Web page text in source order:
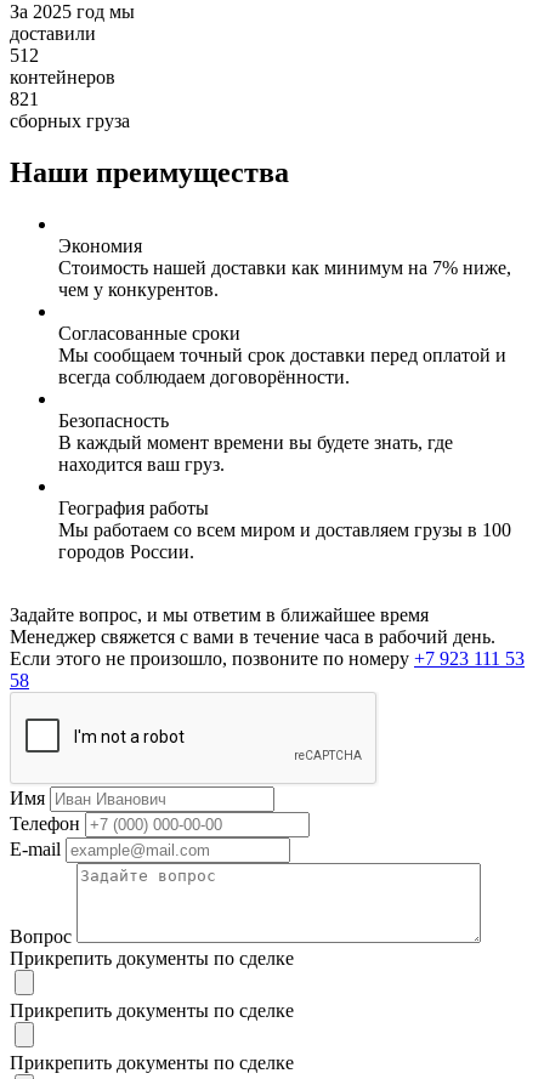
За 2025 год мы
доставили
512
контейнеров
821
сборных груза
Наши преимущества
Экономия
Стоимость нашей доставки как минимум на 7% ниже,
чем у конкурентов.
Согласованные сроки
Мы сообщаем точный срок доставки перед оплатой и
всегда соблюдаем договорённости.
Безопасность
В каждый момент времени вы будете знать, где
находится ваш груз.
География работы
Мы работаем со всем миром и доставляем грузы в 100
городов России.
Задайте вопрос, и мы ответим в ближайшее время
Менеджер свяжется с вами в течение часа в рабочий день.
Если этого не произошло, позвоните по номеру +7 923 111 53
58
Имя
Телефон
E-mail
Вопрос
Прикрепить документы по сделке
Прикрепить документы по сделке
Прикрепить документы по сделке